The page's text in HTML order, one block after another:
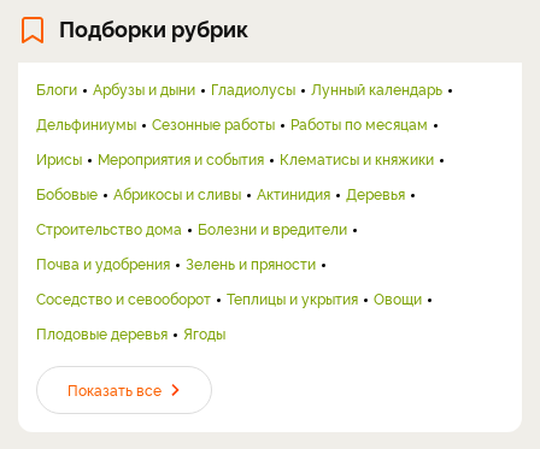
Подборки рубрик
Блоги Арбузы и дыни Гладиолусы
Лунный календарь
Дельфиниумы
Сезонные работы
Работы по месяцам
Ирисы
Мероприятия и события
Клематисы и княжики
Бобовые
Абрикосы и сливы Актинидия
Деревья
Строительство дома
Болезни и вредители
Почва и удобрения
Зелень и пряности
Соседство и севооборот
Теплицы и укрытия
Овощи
Плодовые деревья
Ягоды
Показать все